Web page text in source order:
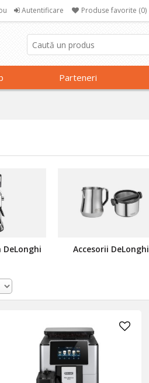
Autentificare Produse favorite (0)
Parteneri
Accesorii DeLonghi